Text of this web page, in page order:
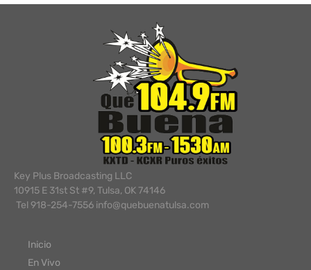
Key Plus Broadcasting LLC
10915 E 31st St #9, Tulsa, OK 74146
Tel 918-254-7556 info@quebuenatulsa.com
Inicio
En Vivo